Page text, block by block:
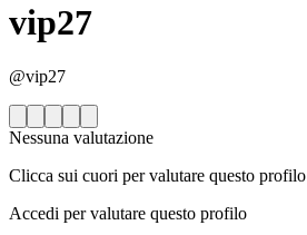
vip27
@vip27
Nessuna valutazione
Clicca sui cuori per valutare questo profilo
Accedi per valutare questo profilo